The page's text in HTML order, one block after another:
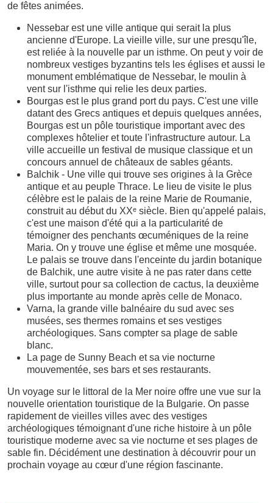
de fêtes animées.
Nessebar est une ville antique qui serait la plus
ancienne d'Europe. La vieille ville, sur une presqu'île,
est reliée à la nouvelle par un isthme. On peut y voir de
nombreux vestiges byzantins tels les églises et aussi le
monument emblématique de Nessebar, le moulin à
vent sur l'isthme qui relie les deux parties.
Bourgas est le plus grand port du pays. C'est une ville
datant des Grecs antiques et depuis quelques années,
Bourgas est un pôle touristique important avec des
complexes hôtelier et toute l'infrastructure autour. La
ville accueille un festival de musique classique et un
concours annuel de châteaux de sables géants.
Balchik - Une ville qui trouve ses origines à la Grèce
antique et au peuple Thrace. Le lieu de visite le plus
célèbre est le palais de la reine Marie de Roumanie,
construit au début du XXᵉ siècle. Bien qu'appelé palais,
c'est une maison d'été qui a la particularité de
témoigner des penchants œcuméniques de la reine
Maria. On y trouve une église et même une mosquée.
Le palais se trouve dans l'enceinte du jardin botanique
de Balchik, une autre visite à ne pas rater dans cette
ville, surtout pour sa collection de cactus, la deuxième
plus importante au monde après celle de Monaco.
Varna, la grande ville balnéaire du sud avec ses
musées, ses thermes romains et ses vestiges
archéologiques. Sans compter sa plage de sable
blanc.
La page de Sunny Beach et sa vie nocturne
mouvementée, ses bars et ses restaurants.
Un voyage sur le littoral de la Mer noire offre une vue sur la
nouvelle orientation touristique de la Bulgarie. On passe
rapidement de vieilles villes avec des vestiges
archéologiques témoignant d'une riche histoire à un pôle
touristique moderne avec sa vie nocturne et ses plages de
sable fin. Décidément une destination à découvrir pour un
prochain voyage au cœur d'une région fascinante.